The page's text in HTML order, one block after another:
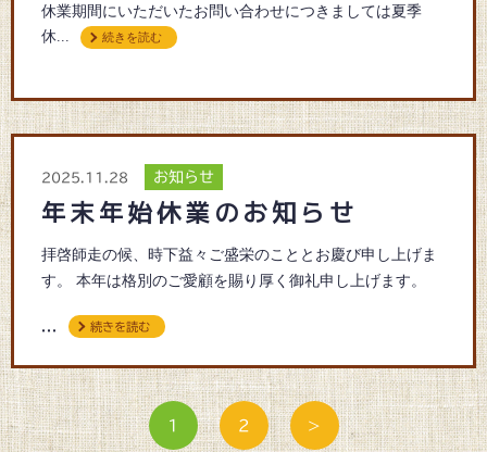
休業期間にいただいたお問い合わせにつきましては夏季
休...
続きを読む
2025.11.28 お知らせ
年末年始休業のお知らせ
拝啓師走の候、時下益々ご盛栄のこととお慶び申し上げま
す。 本年は格別のご愛顧を賜り厚く御礼申し上げます。
... 続きを読む
1 2 >